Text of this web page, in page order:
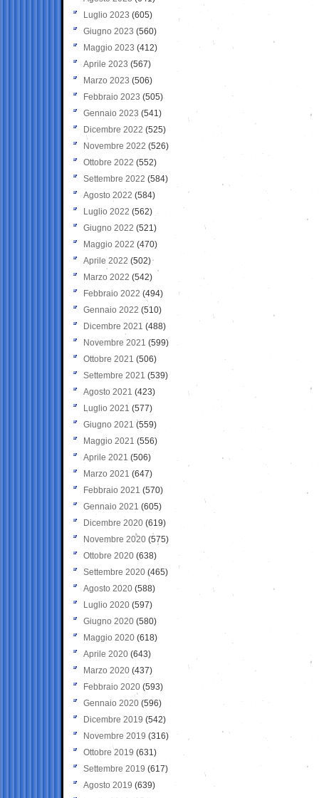
Luglio 2023 (605)
Giugno 2023 (560)
Maggio 2023 (412)
Aprile 2023 (567)
Marzo 2023 (506)
Febbraio 2023 (505)
Gennaio 2023 (541)
Dicembre 2022 (525)
Novembre 2022 (526)
Ottobre 2022 (552)
Settembre 2022 (584)
Agosto 2022 (584)
Luglio 2022 (562)
Giugno 2022 (521)
Maggio 2022 (470)
Aprile 2022 (502)
Marzo 2022 (542)
Febbraio 2022 (494)
Gennaio 2022 (510)
Dicembre 2021 (488)
Novembre 2021 (599)
Ottobre 2021 (506)
Settembre 2021 (539)
Agosto 2021 (423)
Luglio 2021 (577)
Giugno 2021(559)
Maggio 2021 (556)
Aprile 2021 (506)
Marzo 2021 (647)
Febbraio 2021 (570)
Gennaio 2021 (605)
Dicembre 2020 (619)
Novembre 2020 (575)
Ottobre 2020 (638)
Settembre 2020(465)
Agosto 2020 (588)
Luglio 2020 (597)
Giugno 2020 (580)
Maggio 2020 (618)
Aprile 2020 (643)
Marzo 2020 (437)
Febbraio 2020 (593)
Gennaio 2020 (596)
Dicembre 2019 (542)
Novembre 2019 (316)
Ottobre 2019 (631)
Settembre 2019 (617)
Agosto 2019 (639)